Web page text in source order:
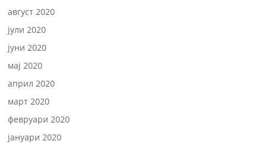
август 2020
јули 2020
јуни 2020
мај 2020
април 2020
март 2020
февруари 2020
јануари 2020